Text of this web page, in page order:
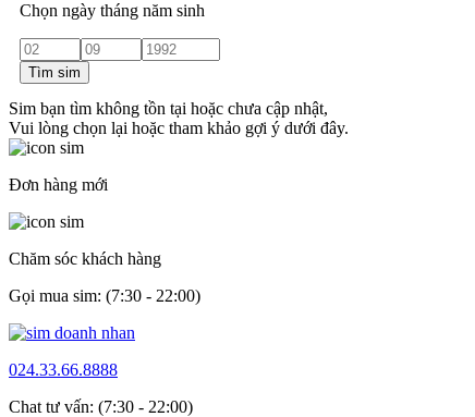
Chọn ngày tháng năm sinh
Tìm sim
Sim bạn tìm không tồn tại hoặc chưa cập nhật,
Vui lòng chọn lại hoặc tham khảo gợi ý dưới đây.
Đơn hàng mới
Chăm sóc khách hàng
Gọi mua sim: (7:30 - 22:00)
024.33.66.8888
Chat tư vấn: (7:30 - 22:00)